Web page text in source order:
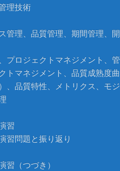
理技術
管理、品質管理、期間管理、
プロジェクトマネジメント、
トマネジメント、品質成熟度
、品質特性、メトリクス、モ
習
習問題と振り返り
習（つづき）